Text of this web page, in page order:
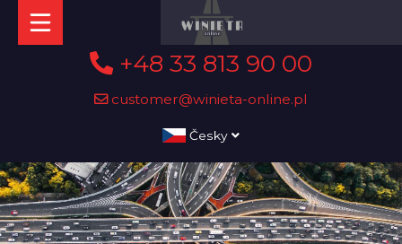
+48 33 813 90 00
customer@winieta-online.pl
Česky